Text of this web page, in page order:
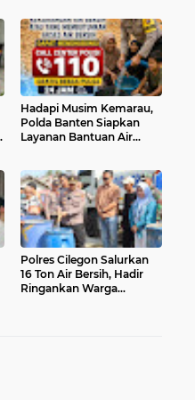
Hadapi Musim Kemarau,
Polda Banten Siapkan
Layanan Bantuan Air
Polres Cilegon Salurkan
16 Ton Air Bersih, Hadir
Ringankan Warga